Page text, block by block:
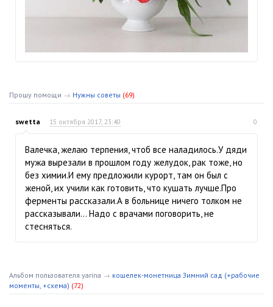
Прошу помощи → Нужны советы (69)
swetta 15 октября 2017, 23:40 0
Валечка, желаю терпения, чтоб все наладилось.У дяди
мужа вырезали в прошлом году желудок, рак тоже, но
без химии.И ему предложили курорт, там он был с
женой, их учили как готовить, что кушать лучше.Про
ферменты рассказали.А в больнице ничего толком не
рассказывали… Надо с врачами поговорить, не
стесняться.
Альбом пользователя yarina → кошелек-монетница Зимний сад (+рабочие
моменты, +схема) (72)